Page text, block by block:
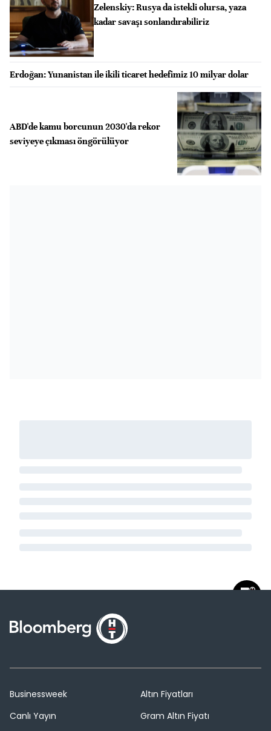
Zelenskiy: Rusya da istekli olursa, yaza
kadar savaşı sonlandırabiliriz
Erdoğan: Yunanistan ile ikili ticaret hedefimiz 10 milyar dolar
ABD'de kamu borcunun 2030'da rekor
seviyeye çıkması öngörülüyor
Businessweek
Canlı Yayın
Altın Fiyatları
Gram Altın Fiyatı